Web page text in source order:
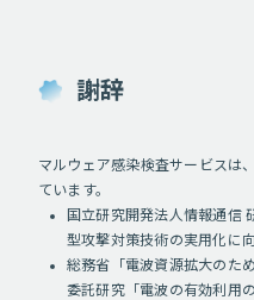
謝辞
マルウェア感染検査サービスは
ています。
国立研究開発法人情報通信
型攻撃対策技術の実用化に
総務省「電波資源拡大のた
委託研究「電波の有効利用